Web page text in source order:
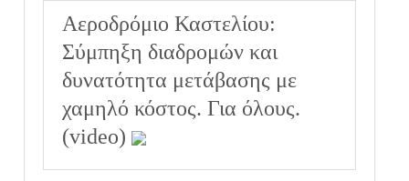
Αεροδρόμιο Καστελίου:
Σύμπηξη διαδρομών και
δυνατότητα μετάβασης με
χαμηλό κόστος. Για όλους.
(video)